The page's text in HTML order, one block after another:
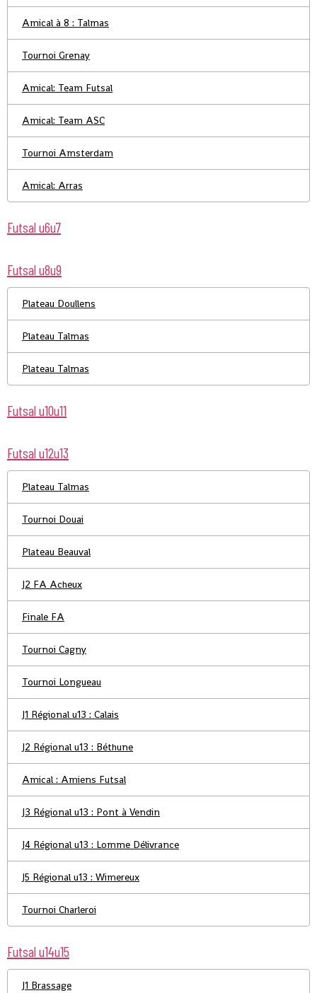
Amical à 8 : Talmas
Tournoi Grenay
Amical: Team Futsal
Amical: Team ASC
Tournoi Amsterdam
Amical: Arras
Futsal u6u7
Futsal u8u9
Plateau Doullens
Plateau Talmas
Plateau Talmas
Futsal u10u11
Futsal u12u13
Plateau Talmas
Tournoi Douai
Plateau Beauval
J2 FA Acheux
Finale FA
Tournoi Cagny
Tournoi Longueau
J1 Régional u13 : Calais
J2 Régional u13 : Béthune
Amical : Amiens Futsal
J3 Régional u13 : Pont à Vendin
J4 Régional u13 : Lomme Délivrance
J5 Régional u13 : Wimereux
Tournoi Charleroi
Futsal u14u15
J1 Brassage